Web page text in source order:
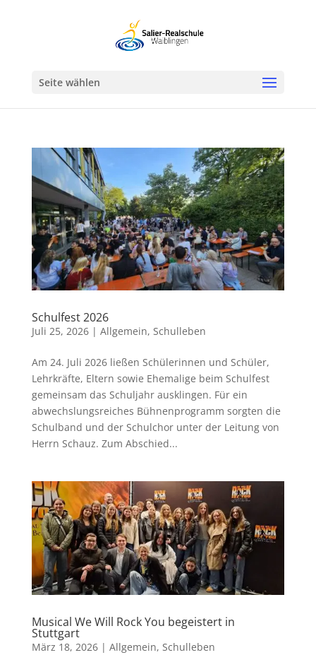
Seite wählen
Schulfest 2026
Juli 25, 2026| Allgemein, Schulleben
Am 24. Juli 2026 ließen Schülerinnen und Schüler,
Lehrkräfte, Eltern sowie Ehemalige beim Schulfest
gemeinsam das Schuljahr ausklingen. Für ein
abwechslungsreiches Bühnenprogramm sorgten die
Schulband und der Schulchor unter der Leitung von
Herrn Schauz. Zum Abschied...
Musical We Will Rock You begeistert in
Stuttgart
März 18, 2026| Allgemein, Schulleben